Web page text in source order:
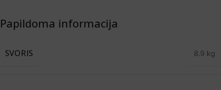
Papildoma informacija
SVORIS 8.9 kg